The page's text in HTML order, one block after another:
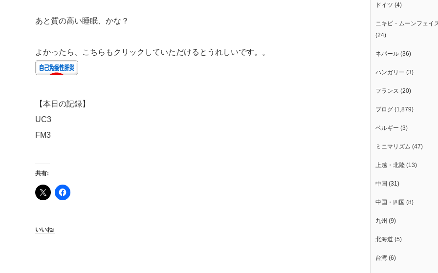
あと質の高い睡眠、かな？
よかったら、こちらもクリックしていただけるとうれしいです。。
【本日の記録】
UC3
FM3
共有:
いいね:
ドイツ (4)
ニキビ・ムーンフェイ
(24)
ネパール (36)
ハンガリー (3)
フランス (20)
ブログ (1,879)
ベルギー (3)
ミニマリズム (47)
上越・北陸 (13)
中国 (31)
中国・四国 (8)
九州 (9)
北海道 (5)
台湾 (6)